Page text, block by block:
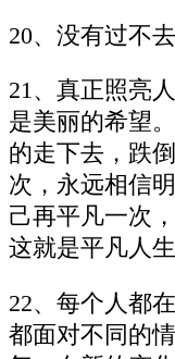
20、没有过不
21、真正照亮
是美丽的希望
的走下去，跌
次，永远相信
己再平凡一次
这就是平凡人
22、每个人都
都面对不同的